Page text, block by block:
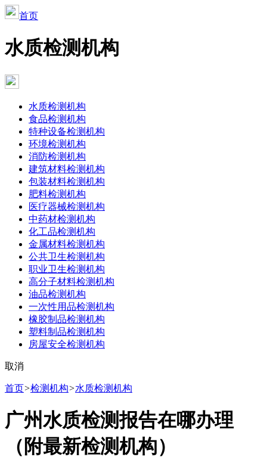
首页
水质检测机构
水质检测机构
食品检测机构
特种设备检测机构
环境检测机构
消防检测机构
建筑材料检测机构
包装材料检测机构
肥料检测机构
医疗器械检测机构
中药材检测机构
化工品检测机构
金属材料检测机构
公共卫生检测机构
职业卫生检测机构
高分子材料检测机构
油品检测机构
一次性用品检测机构
橡胶制品检测机构
塑料制品检测机构
房屋安全检测机构
取消
首页>检测机构>水质检测机构
广州水质检测报告在哪办理
（附最新检测机构）